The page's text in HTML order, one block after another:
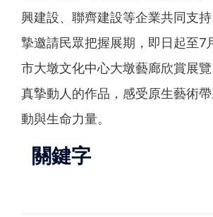
興建設、聯齊建設等企業共同支
摯邀請民眾把握展期，即日起至7
市大墩文化中心大墩藝廊欣賞展
真摯動人的作品，感受原生藝術
動與生命力量。
關鍵字